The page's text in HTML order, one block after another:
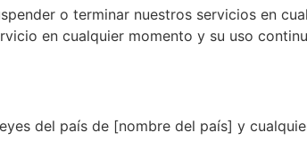
o terminar nuestros servicios en
en cualquier momento y su uso
del país de [nombre del país] y